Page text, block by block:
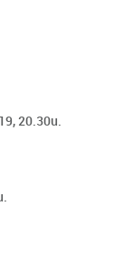
20.30u.